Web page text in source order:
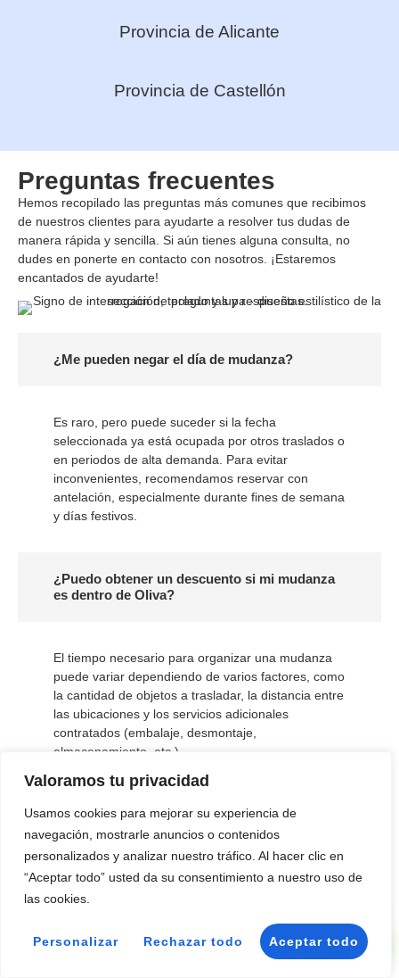
Valoramos tu privacidad
Usamos cookies para mejorar su experiencia de
navegación, mostrarle anuncios o contenidos
personalizados y analizar nuestro tráfico. Al hacer clic en
“Aceptar todo” usted da su consentimiento a nuestro uso de
las cookies.
Personalizar Rechazar todo Aceptar todo
Provincia de Alicante
Provincia de Castellón
Preguntas frecuentes
Hemos recopilado las preguntas más comunes que recibimos
de nuestros clientes para ayudarte a resolver tus dudas de
manera rápida y sencilla. Si aún tienes alguna consulta, no
dudes en ponerte en contacto con nosotros. ¡Estaremos
encantados de ayudarte!
¿Me pueden negar el día de mudanza?
Es raro, pero puede suceder si la fecha
seleccionada ya está ocupada por otros traslados o
en periodos de alta demanda. Para evitar
inconvenientes, recomendamos reservar con
antelación, especialmente durante fines de semana
y días festivos.
¿Puedo obtener un descuento si mi mudanza
es dentro de Oliva?
El tiempo necesario para organizar una mudanza
puede variar dependiendo de varios factores, como
la cantidad de objetos a trasladar, la distancia entre
las ubicaciones y los servicios adicionales
contratados (embalaje, desmontaje,
almacenamiento, etc.).
¿Puedo modificar la fecha de mi mudanza
después de haberla reservado?
Sí, es posible modificar la fecha de tu mudanza,
fecha esté disponible en nuestro calendario.
Recomendamos informar sobre cualquier cambio lo
💬 WhatsApp